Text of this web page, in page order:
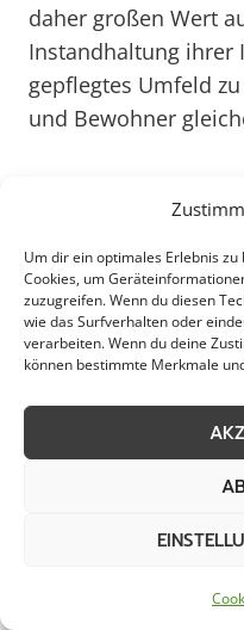
Um dir ein optimales Erlebnis
Cookies, um
zuzugreifen. Wenn du diesen
wie das Surfverhalten oder
verarbeiten. Wenn du deine
können bestimmte Merkmale
daher großen Wert
Instandhaltung
gepflegtes Umfeld
und Bewohner
Durch gezielte
von Fassaden, die
die regelmäßige
Stadtbild von Lingen
Besonders im
gewinnt die
nur das
einen positiven
Stadt haben kann.
einen einladenden